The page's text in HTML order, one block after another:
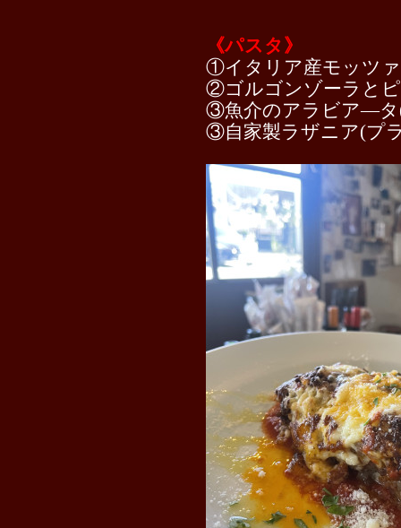
《パスタ》
①イタリア産モッツ
②ゴルゴンゾーラと
③魚介のアラビア―タ
③自家製ラザニア(プ